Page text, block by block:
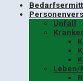
Unfall
Leben/